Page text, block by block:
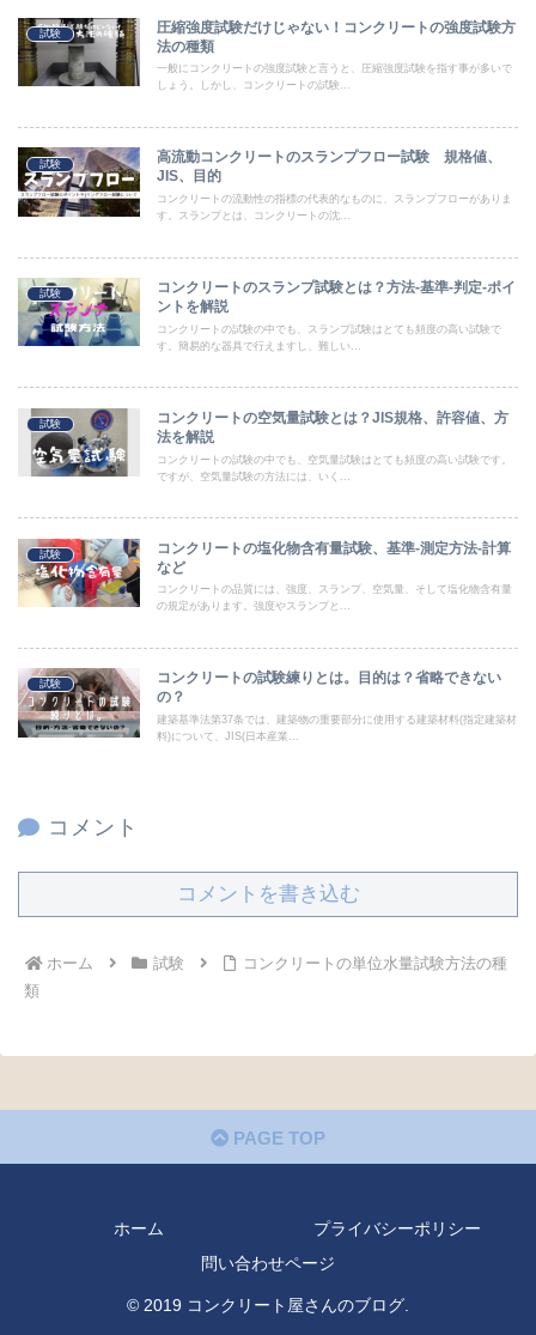
試験
圧縮強度試験だけじゃない！コンクリートの強度試験方
法の種類
一般にコンクリートの強度試験と言うと、圧縮強度試験を指す事が多いで
しょう。しかし、コンクリートの試験...
試験
高流動コンクリートのスランプフロー試験 規格値、
JIS、目的
コンクリートの流動性の指標の代表的なものに、スランプフローがありま
す。スランプとは、コンクリートの沈...
試験
コンクリートのスランプ試験とは？方法-基準-判定-ポイ
ントを解説
コンクリートの試験の中でも、スランプ試験はとても頻度の高い試験で
す。簡易的な器具で行えますし、難しい...
試験
コンクリートの空気量試験とは？JIS規格、許容値、方
法を解説
コンクリートの試験の中でも、空気量試験はとても頻度の高い試験です。
ですが、空気量試験の方法には、いく...
試験
コンクリートの塩化物含有量試験、基準-測定方法-計算
など
コンクリートの品質には、強度、スランプ、空気量、そして塩化物含有量
の規定があります。強度やスランプと...
試験
コンクリートの試験練りとは。目的は？省略できない
の？
建築基準法第37条では、建築物の重要部分に使用する建築材料(指定建築材
料)について、JIS(日本産業...
コメント
コメントを書き込む
ホーム 試験
コンクリートの単位水量試験方法の種
類
PAGE TOP
ホーム
プライバシーポリシー
問い合わせページ
© 2019 コンクリート屋さんのブログ.